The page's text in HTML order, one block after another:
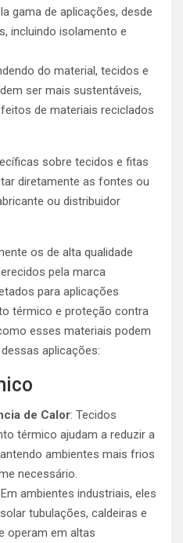
gama de aplicações, desde
incluindo isolamento e
do material, tecidos e
ser mais sustentáveis,
de materiais reciclados
sobre tecidos e fitas
diretamente as fontes ou
ou distribuidor
os de alta qualidade
pela marca
para aplicações
térmico e proteção contra
esses materiais podem
aplicações:
de Calor: Tecidos
térmico ajudam a reduzir a
ambientes mais frios
necessário.
ambientes industriais, eles
tubulações, caldeiras e
operam em altas